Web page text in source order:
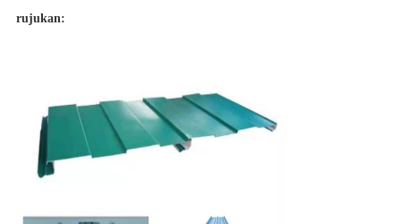
rujukan: